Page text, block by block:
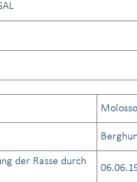
der Rasse durch